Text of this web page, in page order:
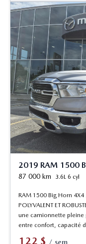
2019 RAM 1500
87 000 km 3.6L 6 cyl
RAM 1500 Big Horn 4X4
POLYVALENT ET
une camionnette pleine
entre confort, capacité
122 $ / sem